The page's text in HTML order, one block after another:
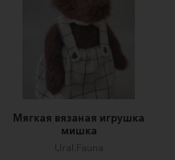
Мягкая вязаная игрушка
мишка
Ural.Fauna